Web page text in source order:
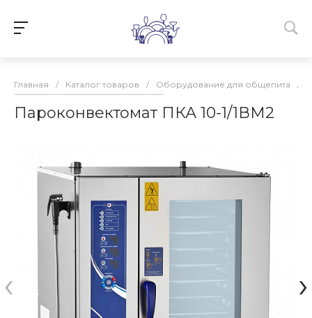
Главная / Каталог товаров / Оборудование для общепита /
Пароконвектомат ПКА 10-1/1ВМ2
‹ ›